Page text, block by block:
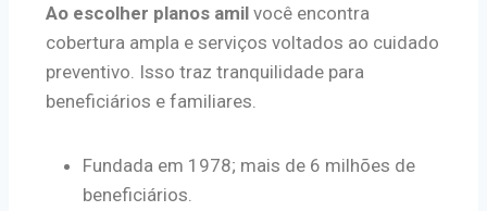
Ao escolher planos amil você encontra
cobertura ampla e serviços voltados ao cuidado
preventivo. Isso traz tranquilidade para
beneficiários e familiares.
Fundada em 1978; mais de 6 milhões de
beneficiários.